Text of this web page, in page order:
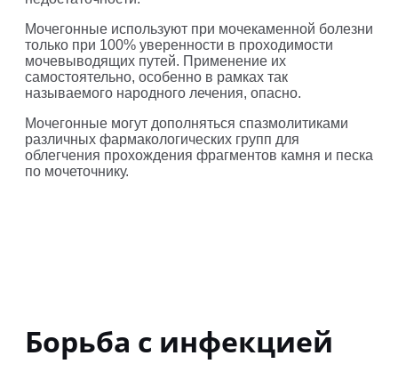
Мочегонные используют при мочекаменной болезни
только при 100% уверенности в проходимости
мочевыводящих путей. Применение их
самостоятельно, особенно в рамках так
называемого народного лечения, опасно.
Мочегонные могут дополняться спазмолитиками
различных фармакологических групп для
облегчения прохождения фрагментов камня и песка
по мочеточнику.
Борьба с инфекцией